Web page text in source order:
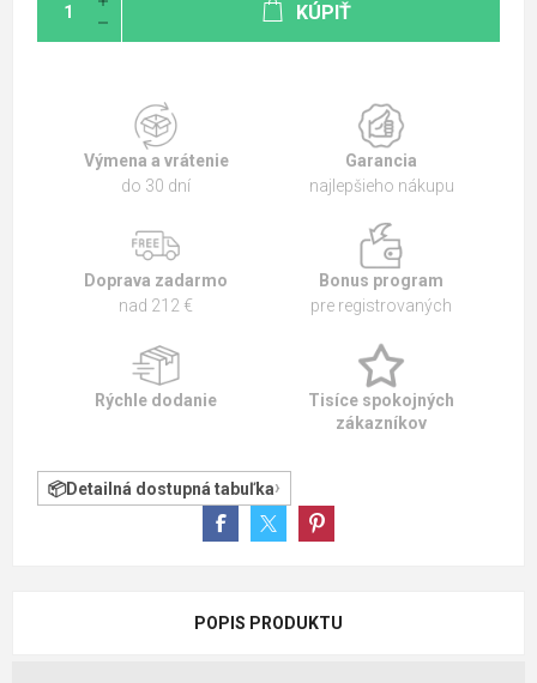
KÚPIŤ
Výmena a vrátenie
do 30 dní
Garancia
najlepšieho nákupu
Doprava zadarmo
nad 212 €
Bonus program
pre registrovaných
Rýchle dodanie
Tisíce spokojných
zákazníkov
Detailná dostupná tabuľka
POPIS PRODUKTU